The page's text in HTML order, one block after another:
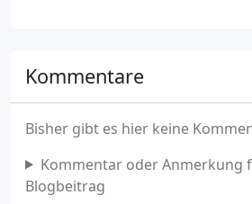
Kommentare
Bisher gibt es hier keine
Kommentar oder Anmerkung
Blogbeitrag